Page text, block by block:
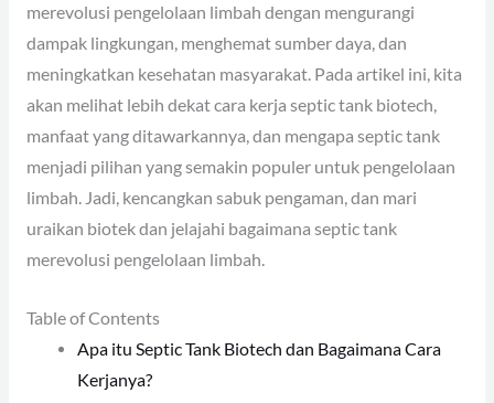
merevolusi pengelolaan limbah dengan mengurangi
dampak lingkungan, menghemat sumber daya, dan
meningkatkan kesehatan masyarakat. Pada artikel ini, kita
akan melihat lebih dekat cara kerja septic tank biotech,
manfaat yang ditawarkannya, dan mengapa septic tank
menjadi pilihan yang semakin populer untuk pengelolaan
limbah. Jadi, kencangkan sabuk pengaman, dan mari
uraikan biotek dan jelajahi bagaimana septic tank
merevolusi pengelolaan limbah.
Table of Contents
Apa itu Septic Tank Biotech dan Bagaimana Cara
Kerjanya?